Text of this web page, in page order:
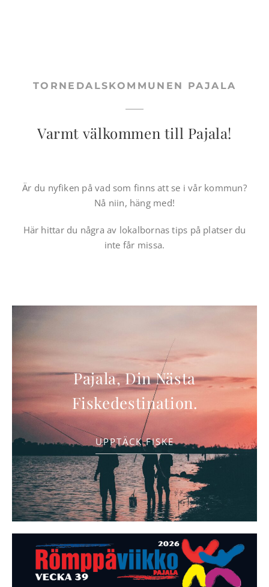
TORNEDALSKOMMUNEN PAJALA
Varmt välkommen till Pajala!
Är du nyfiken på vad som finns att se i vår kommun?
Nå niin, häng med!
Här hittar du några av lokalbornas tips på platser du
inte får missa.
Pajala, Din Nästa
Fiskedestination.
UPPTÄCK FISKE